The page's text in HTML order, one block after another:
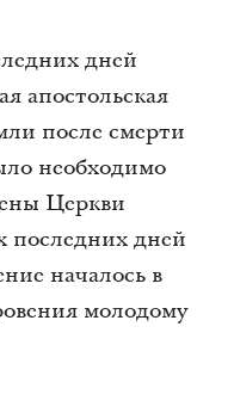
дней
апостольская
после смерти
необходимо
Церкви
последних дней
началось в
молодому